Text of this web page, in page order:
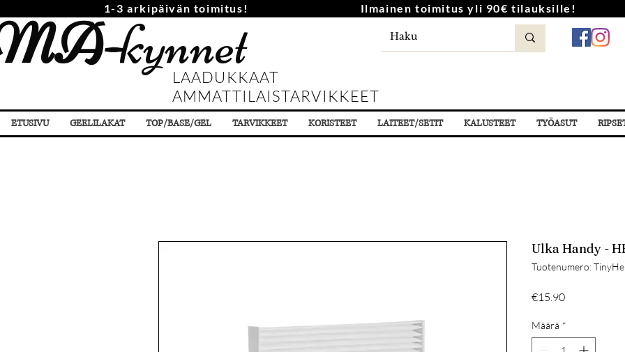
1-3 arkipäivän toimitus! Ilmainen toimitus yli 90€ tilauksille!
kynnet
LAADUKKAAT
AMMATTILAISTARVIKKEET
ETUSIVU GEELILAKAT TOP/BASE/GEL TARVIKKEET KORISTEET LAITEET/SETIT KALUSTEET TYÖASUT
Ulka Handy -
Tuotenumero:
€15.90Hinta
Määrä *